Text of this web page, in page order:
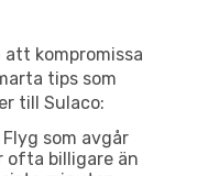
kompromissa
tips som
till Sulaco:
Flyg som avgår
ofta billigare än